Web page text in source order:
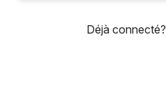
Déjà connecté?